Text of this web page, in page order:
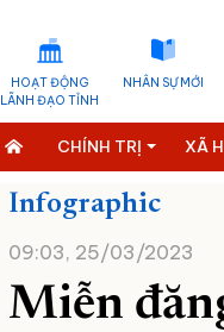
HOẠT ĐỘNG
LÃNH ĐẠO TỈNH
NHÂN SỰ MỚI
CHÍNH TRỊ XÃ
Infographic
09:03, 25/03/2023
Miễn